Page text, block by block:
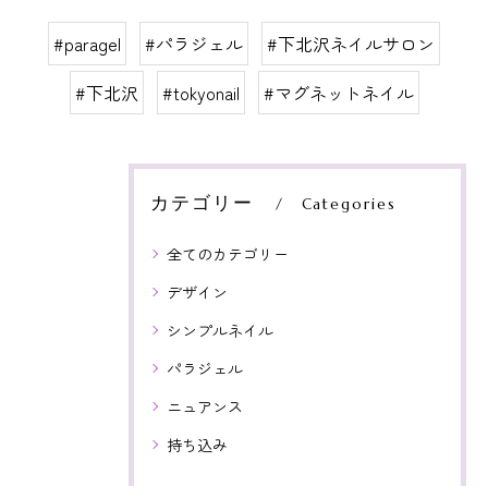
#paragel #パラジェル
#下北沢ネイルサロン
#下北沢
#tokyonail #マグネットネイル
カテゴリー Categories
全てのカテゴリー
デザイン
シンプルネイル
パラジェル
ニュアンス
持ち込み